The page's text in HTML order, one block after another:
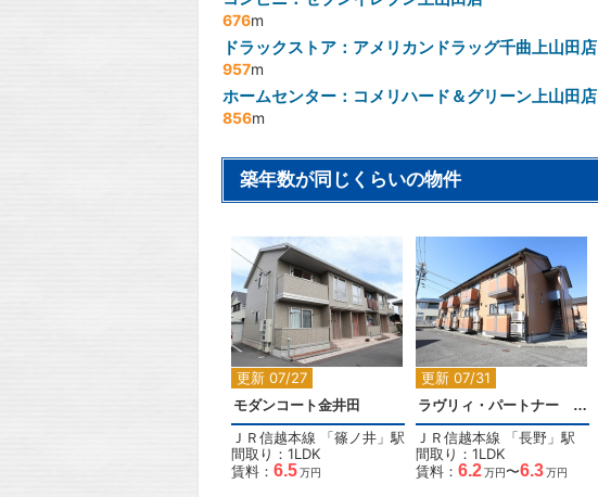
676m
ドラックストア：アメリカンドラッグ千曲上山田店
957m
ホームセンター：コメリハード＆グリーン上山田店
856m
築年数が同じくらいの物件
更新 07/27
2
モダンコート金井田
ＪＲ信越本線 「篠ノ井 」駅
間取り：1LDK
賃料： 6.5万円
更新 07/31
2
ラヴリィ・パートナー A棟
ＪＲ信越本線 「長野 」駅
間取り：1LDK
賃料： 6.2万円〜6.3万円